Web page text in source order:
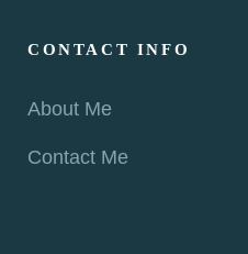
CONTACT INFO
About Me
Contact Me